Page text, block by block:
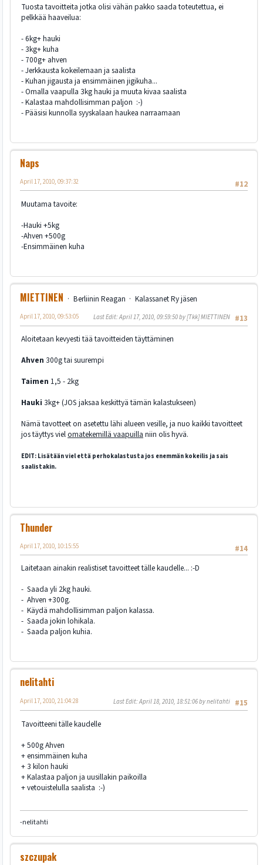
Tuosta tavoitteita jotka olisi vähän pakko saada toteutettua, ei
pelkkää haaveilua:
- 6kg+ hauki
- 3kg+ kuha
- 700g+ ahven
- Jerkkausta kokeilemaan ja saalista
- Kuhan jigausta ja ensimmäinen jigikuha...
- Omalla vaapulla 3kg hauki ja muuta kivaa saalista
- Kalastaa mahdollisimman paljon :-)
- Pääsisi kunnolla syyskalaan haukea narraamaan
Naps
#12
April 17, 2010, 09:37:32
Muutama tavoite:
-Hauki +5kg
-Ahven +500g
-Ensimmäinen kuha
MIETTINEN Berliinin Reagan
Kalassanet Ry jäsen
#13
April 17, 2010, 09:53:05 Last Edit: April 17, 2010, 09:59:50 by [Tkk] MIETTINEN
Aloitetaan kevyesti tää tavoitteiden täyttäminen
Ahven 300g tai suurempi
Taimen 1,5 - 2kg
Hauki 3kg+ (JOS jaksaa keskittyä tämän kalastukseen)
Nämä tavotteet on asetettu lähi alueen vesille, ja nuo kaikki tavoitteet
jos täyttys vielomatekemillä vaapuilla niin olis hyvä.
EDIT: Lisätään viel että perhokalastusta jos enemmän kokeilis ja sais
saalistakin.
Thunder
#14
April 17, 2010, 10:15:55
Laitetaan ainakin realistiset tavoitteet tälle kaudelle... :-D
- Saada yli 2kg hauki.
- Ahven +300g.
- Käydä mahdollisimman paljon kalassa.
- Saada jokin lohikala.
- Saada paljon kuhia.
nelitahti
#15
April 17, 2010, 21:04:28 Last Edit: April 18, 2010, 18:51:06 by nelitahti
Tavoitteeni tälle kaudelle
+ 500g Ahven
+ ensimmäinen kuha
+ 3 kilon hauki
+ Kalastaa paljon ja uusillakin paikoilla
+ vetouistelulla saalista :-)
-nelitahti
szczupak